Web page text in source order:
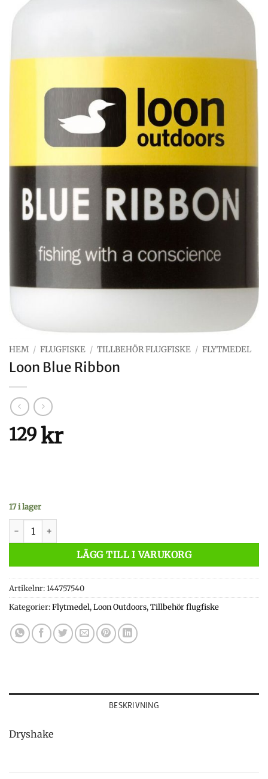
HEM / FLUGFISKE / TILLBEHÖR FLUGFISKE / FLYTMEDEL
Loon Blue Ribbon
129kr
17 i lager
LÄGG TILL I VARUKORG
Artikelnr:144757540
Kategorier:Flytmedel,Loon Outdoors,Tillbehör flugfiske
BESKRIVNING
Dryshake